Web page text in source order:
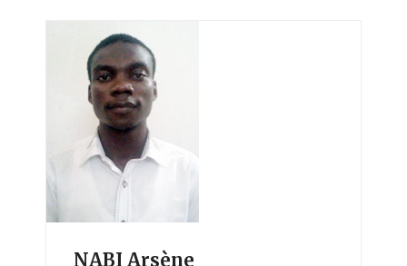
NABI Arsène